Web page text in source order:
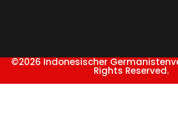
©2026 Indonesischer
Rights Reserved.